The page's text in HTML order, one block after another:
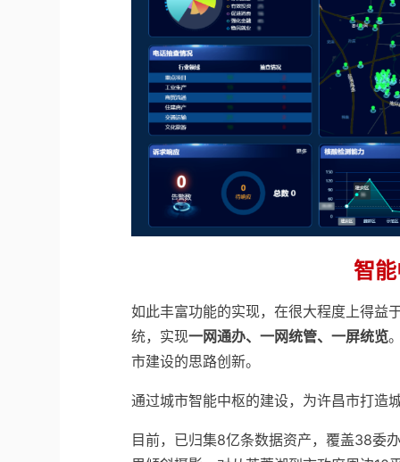
智
如此丰富功能的实现，在很大程度上得益
统，实现一网通办、一网统管、一屏统览
市建设的思路创新。
通过城市智能中枢的建设，为许昌市打造
目前，已归集8亿条数据资产，覆盖38委